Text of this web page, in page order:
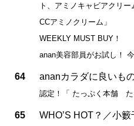
ト、アミノキャビアクリー
CCアミノクリーム」
WEEKLY MUST BUY！
anan美容部員がお試し！
64 ananカラダに良いも
認定！「 たっぷく本舗 た
65 WHO’S HOT？／小籔